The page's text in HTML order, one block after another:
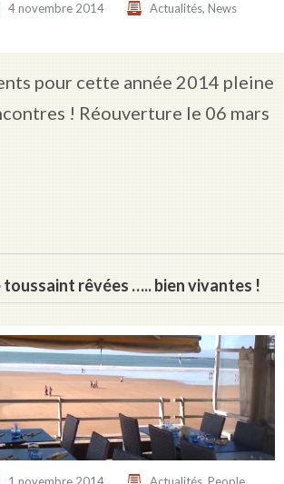
4 novembre 2014 Actualités, News
pour cette année 2014 pleine
! Réouverture le 06 mars
toussaint rêvées ….. bien vivantes !